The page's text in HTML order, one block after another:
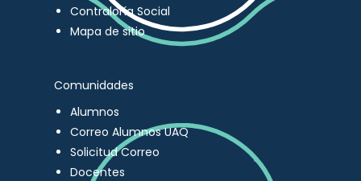
Contraloría Social
Mapa de sitio
Comunidades
Alumnos
Correo Alumnos UAQ
Solicitud Correo
Docentes